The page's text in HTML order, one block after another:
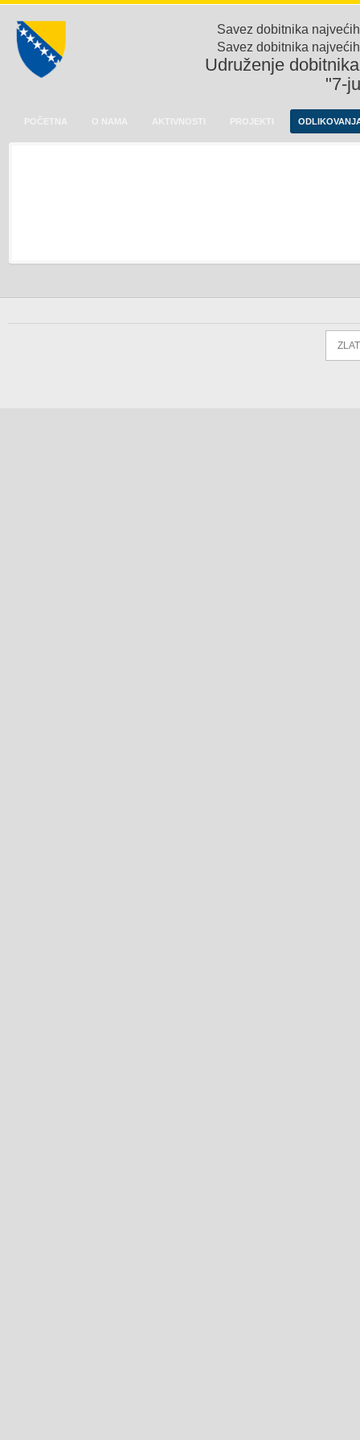
Savez dobitnika
Savez dobitnika
Udruženje
"7-
POČETNA O NAMA AKTIVNOSTI PROJEKTI